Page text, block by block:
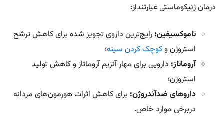
درمان ژنیکوماستی عبارتنداز:
تاموکسیفین؛ رایج‌ترین داروی تجویز شده برای کاهش ترشح
استروژن وکوچک کردن سینه؛
آروماتاز؛ دارویی برای مهار آنزیم آروماتاز و کاهش تولید
استروژن؛
داروهای ضدآندروژن؛ برای کاهش اثرات هورمون‌های مردانه
دربرخی موارد خاص.